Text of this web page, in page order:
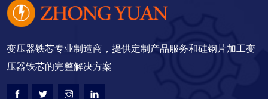
变压器铁芯专业制造商，提供定制产品服务和硅钢片加工变
压器铁芯的完整解决方案